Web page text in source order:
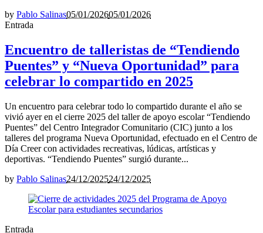
by Pablo Salinas05/01/202605/01/2026
Entrada
Encuentro de talleristas de “Tendiendo
Puentes” y “Nueva Oportunidad” para
celebrar lo compartido en 2025
Un encuentro para celebrar todo lo compartido durante el año se
vivió ayer en el cierre 2025 del taller de apoyo escolar “Tendiendo
Puentes” del Centro Integrador Comunitario (CIC) junto a los
talleres del programa Nueva Oportunidad, efectuado en el Centro de
Día Creer con actividades recreativas, lúdicas, artísticas y
deportivas. “Tendiendo Puentes” surgió durante...
by Pablo Salinas24/12/202524/12/2025
Entrada